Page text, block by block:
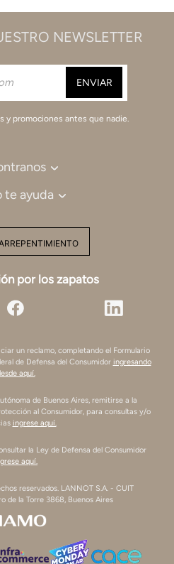
NEWSLETTER
y promociones antes que nadie.
te ayuda
por los zapatos
un reclamo, completando el Formulario
de Defensa del Consumidor ingresando
aquí.
de Buenos Aires, remitirse a la
al Consumidor, para consultas y/o
ingrese aquí.
la Ley de Defensa del Consumidor
aquí.
reservados. LANNOT S.A. - CUIT
de la Torre 3868, Buenos Aires